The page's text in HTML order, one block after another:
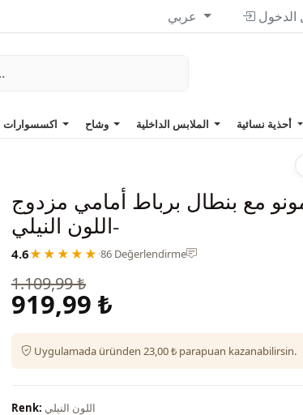
مع بنطال برباط أمامي مزدوج
-اللون النيلي
4.6★★★★★ ·86 Değerlendirme
1.109,99 ₺
919,99 ₺
Uygulamada üründen 23,00 ₺ parapuan kazanabilirsin.
Renk: اللون النيلي